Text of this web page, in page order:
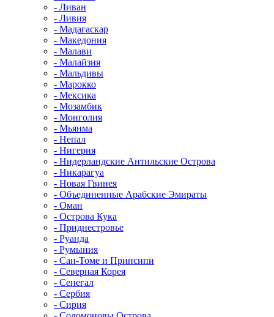
- Ливан
- Ливия
- Мадагаскар
- Македония
- Малави
- Малайзия
- Мальдивы
- Марокко
- Мексика
- Мозамбик
- Монголия
- Мьянма
- Непал
- Нигерия
- Нидерландские Антильские Острова
- Никарагуа
- Новая Гвинея
- Объединенные Арабские Эмираты
- Оман
- Острова Кука
- Приднестровье
- Руанда
- Румыния
- Сан-Томе и Принсипи
- Северная Корея
- Сенегал
- Сербия
- Сирия